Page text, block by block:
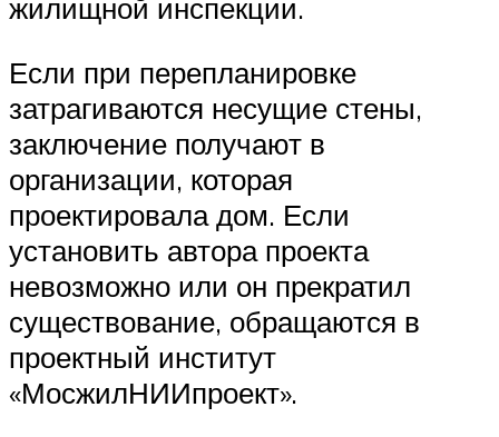
жилищной инспекции.
Если при перепланировке
затрагиваются несущие стены,
заключение получают в
организации, которая
проектировала дом. Если
установить автора проекта
невозможно или он прекратил
существование, обращаются в
проектный институт
«МосжилНИИпроект».